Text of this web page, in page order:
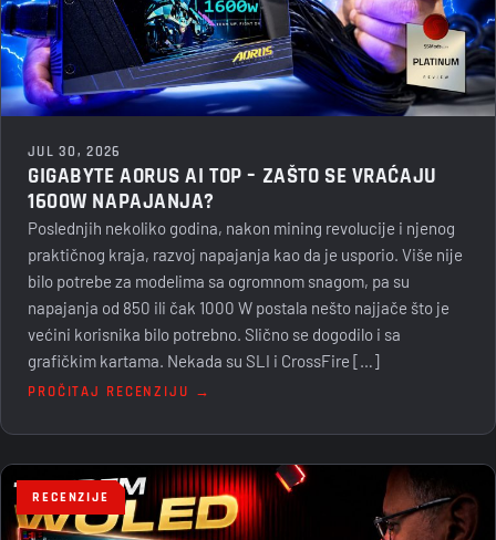
JUL 30, 2026
GIGABYTE AORUS AI TOP – ZAŠTO SE VRAĆAJU
1600W NAPAJANJA?
Poslednjih nekoliko godina, nakon mining revolucije i njenog
praktičnog kraja, razvoj napajanja kao da je usporio. Više nije
bilo potrebe za modelima sa ogromnom snagom, pa su
napajanja od 850 ili čak 1000 W postala nešto najjače što je
većini korisnika bilo potrebno. Slično se dogodilo i sa
grafičkim kartama. Nekada su SLI i CrossFire […]
PROČITAJ RECENZIJU →
RECENZIJE